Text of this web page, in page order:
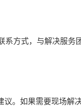
方式，与解决服务
。如果需要现场解